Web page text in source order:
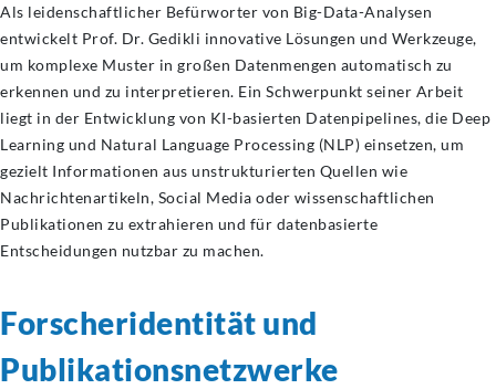
Als leidenschaftlicher Befürworter von Big-Data-Analysen
entwickelt Prof. Dr. Gedikli innovative Lösungen und Werkzeuge,
um komplexe Muster in großen Datenmengen automatisch zu
erkennen und zu interpretieren. Ein Schwerpunkt seiner Arbeit
liegt in der Entwicklung von KI-basierten Datenpipelines, die Deep
Learning und Natural Language Processing (NLP) einsetzen, um
gezielt Informationen aus unstrukturierten Quellen wie
Nachrichtenartikeln, Social Media oder wissenschaftlichen
Publikationen zu extrahieren und für datenbasierte
Entscheidungen nutzbar zu machen.
Forscheridentität und
Publikationsnetzwerke